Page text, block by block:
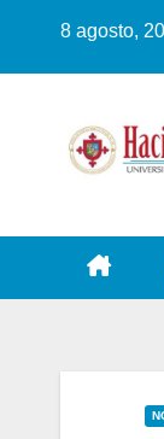
8 agosto,